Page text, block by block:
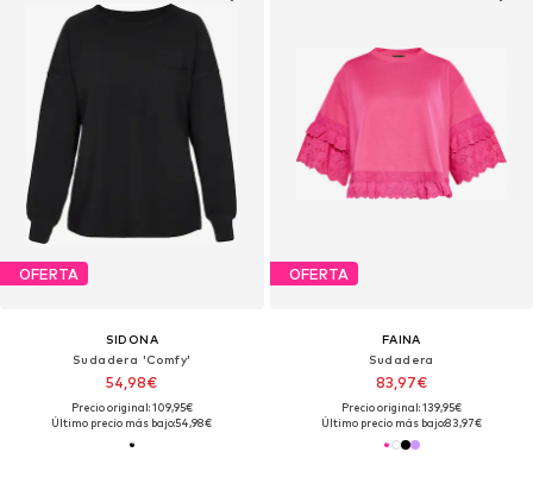
OFERTA
SIDONA
Sudadera 'Comfy'
54,98€
Precio original: 109,95€
Último precio más bajo:54,98€
OFERTA
FAINA
Sudadera
83,97€
Precio original: 139,95€
Último precio más bajo:83,97€